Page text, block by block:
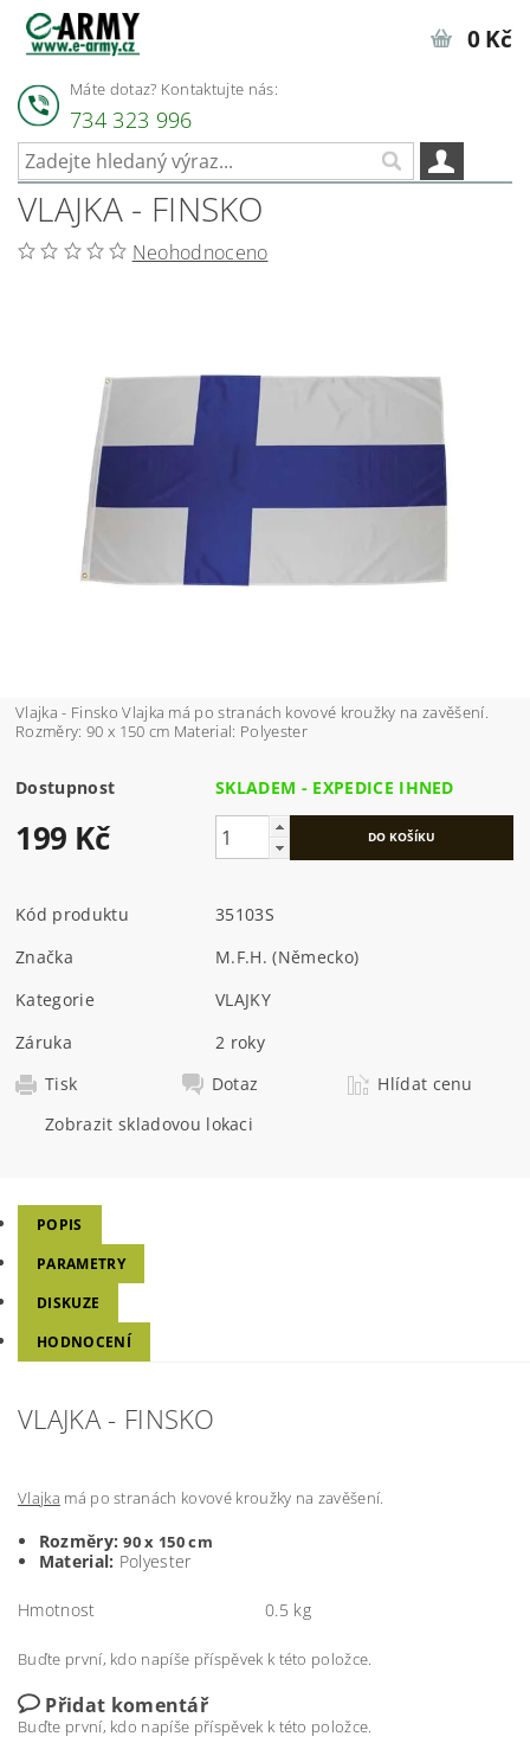
Máte dotaz? Kontaktujte nás:
734 323 996
0 Kč
VLAJKA - FINSKO
Neohodnoceno
Vlajka - Finsko Vlajka má po stranách kovové kroužky na zavěšení.
Rozměry: 90 x 150 cm Material: Polyester
Dostupnost SKLADEM - EXPEDICE IHNED
199 Kč
Kód produktu
35103S
Značka
M.F.H. (Německo)
Kategorie
VLAJKY
Záruka
2 roky
Tisk
Dotaz
Hlídat cenu
Zobrazit skladovou lokaci
POPIS
PARAMETRY
DISKUZE
HODNOCENÍ
VLAJKA - FINSKO
Vlajka má po stranách kovové kroužky na zavěšení.
Rozměry:90 x 150 cm
Material: Polyester
Hmotnost 0.5 kg
Buďte první, kdo napíše příspěvek k této položce.
Přidat komentář
Buďte první, kdo napíše příspěvek k této položce.